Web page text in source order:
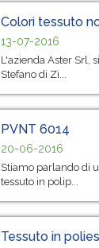
Colori tessuto
13-07-2016
L'azienda Aster Srl,
Stefano di Zi...
PVNT 6014
20-06-2016
Stiamo parlando di
tessuto in polip...
Tessuto in